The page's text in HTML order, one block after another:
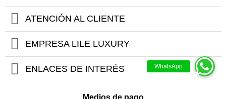
ATENCIÓN AL CLIENTE
EMPRESA LILE LUXURY
ENLACES DE INTERÉS